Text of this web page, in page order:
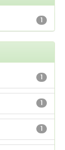
1
1
1
1